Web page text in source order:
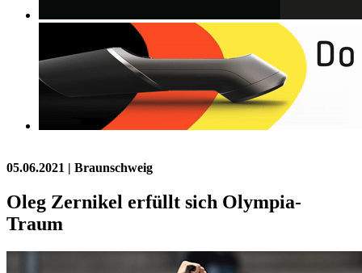
05.06.2021 | Braunschweig
Oleg Zernikel erfüllt sich Olympia-
Traum